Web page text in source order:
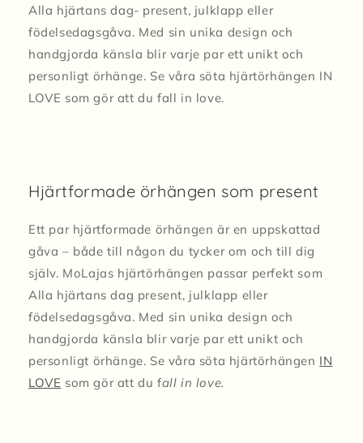
Alla hjärtans dag- present, julklapp eller
födelsedagsgåva. Med sin unika design och
handgjorda känsla blir varje par ett unikt och
personligt örhänge. Se våra söta hjärtörhängen IN
LOVE som gör att du fall in love.
Hjärtformade örhängen som present
Ett par hjärtformade örhängen är en uppskattad
gåva – både till någon du tycker om och till dig
själv. MoLajas hjärtörhängen passar perfekt som
Alla hjärtans dag present, julklapp eller
födelsedagsgåva. Med sin unika design och
handgjorda känsla blir varje par ett unikt och
personligt örhänge. Se våra söta hjärtörhängen IN
LOVE som gör att du fall in love.